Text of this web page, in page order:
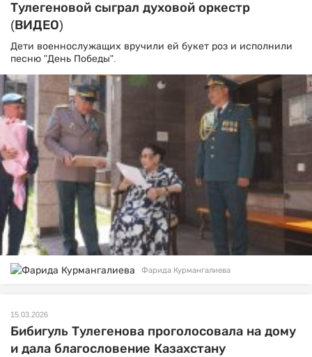
Тулегеновой сыграл духовой оркестр
(ВИДЕО)
Дети военнослужащих вручили ей букет роз и исполнили
песню "День Победы".
Фарида Курмангалиева
15.03.2026
Бибигуль Тулегенова проголосовала на дому
и дала благословение Казахстану